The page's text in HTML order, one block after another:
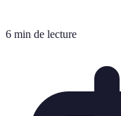
6 min de lecture